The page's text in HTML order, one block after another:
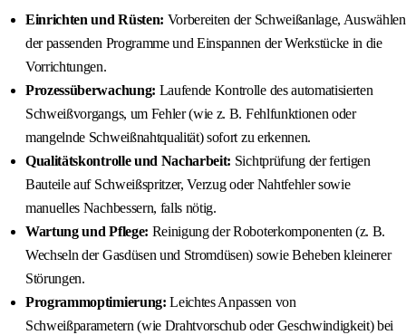
Einrichten und Rüsten: Vorbereiten der Schweißanlage, Auswählen
der passenden Programme und Einspannen der Werkstücke in die
Vorrichtungen.
Prozessüberwachung: Laufende Kontrolle des automatisierten
Schweißvorgangs, um Fehler (wie z. B. Fehlfunktionen oder
mangelnde Schweißnahtqualität) sofort zu erkennen.
Qualitätskontrolle und Nacharbeit: Sichtprüfung der fertigen
Bauteile auf Schweißspritzer, Verzug oder Nahtfehler sowie
manuelles Nachbessern, falls nötig.
Wartung und Pflege: Reinigung der Roboterkomponenten (z. B.
Wechseln der Gasdüsen und Stromdüsen) sowie Beheben kleinerer
Störungen.
Programmoptimierung: Leichtes Anpassen von
Schweißparametern (wie Drahtvorschub oder Geschwindigkeit) bei